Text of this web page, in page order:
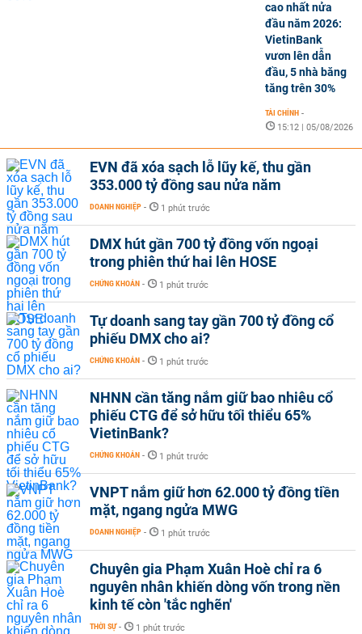
cao nhất nửa
đầu năm 2026:
VietinBank
vươn lên dẫn
đầu, 5 nhà băng
tăng trên 30%
TÀI CHÍNH -
15:12 | 05/08/2026
EVN đã xóa sạch lỗ lũy kế, thu gần
353.000 tỷ đồng sau nửa năm
DOANH NGHIỆP - 1 phút trước
DMX hút gần 700 tỷ đồng vốn ngoại
trong phiên thứ hai lên HOSE
CHỨNG KHOÁN - 1 phút trước
Tự doanh sang tay gần 700 tỷ đồng cổ
phiếu DMX cho ai?
CHỨNG KHOÁN - 1 phút trước
NHNN cần tăng nắm giữ bao nhiêu cổ
phiếu CTG để sở hữu tối thiểu 65%
VietinBank?
CHỨNG KHOÁN - 1 phút trước
VNPT nắm giữ hơn 62.000 tỷ đồng tiền
mặt, ngang ngửa MWG
DOANH NGHIỆP - 1 phút trước
Chuyên gia Phạm Xuân Hoè chỉ ra 6
nguyên nhân khiến dòng vốn trong nền
kinh tế còn 'tắc nghẽn'
THỜI SỰ - 1 phút trước